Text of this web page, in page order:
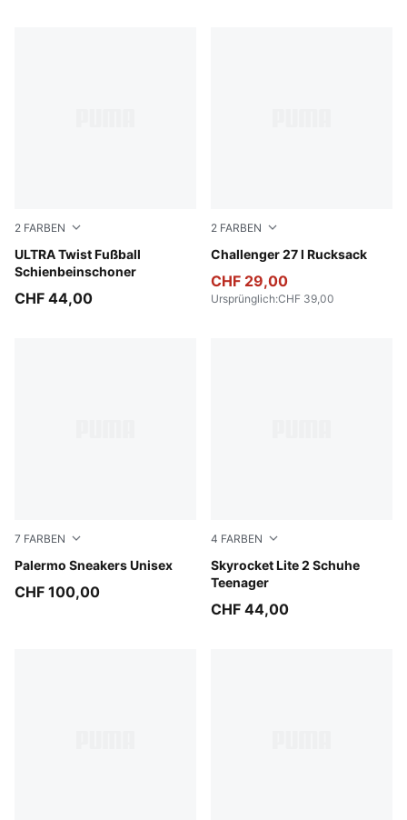
2 FARBEN
ULTRA Twist Fußball
Schienbeinschoner
PUMA Black-PUMA Silver
CHF 44,00
2 FARBEN
Challenger 27 l Rucksack
Puma Black
CHF 29,00
Ursprünglich:CHF 39,00
7 FARBEN
Palermo Sneakers Unisex
Matte Bronze-Silver Fog
CHF 100,00
4 FARBEN
Skyrocket Lite 2 Schuhe
Teenager
Royal Sapphire-PUMA White
CHF 44,00